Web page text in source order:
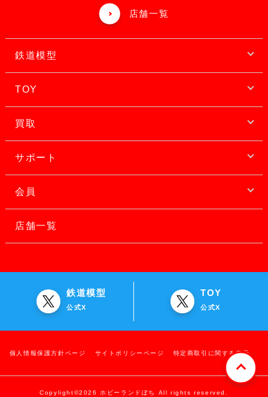
店舗一覧
鉄道模型
TOY
買取
サポート
会員
店舗一覧
鉄道模型
公式X
TOY
公式X
個人情報保護方針ページ サイトポリシーページ 特定商取引に関する表示
Copylight©2026 ホビーランドぽち All rights reserved.